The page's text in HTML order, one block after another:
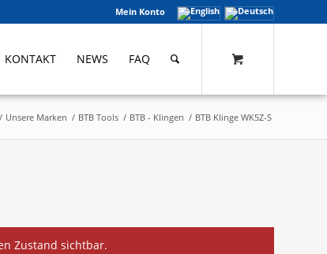
Mein Konto
KONTAKT NEWS FAQ
/ Unsere Marken / BTB Tools / BTB - Klingen / BTB Klinge WK5Z-S
Zustand sichtbar.